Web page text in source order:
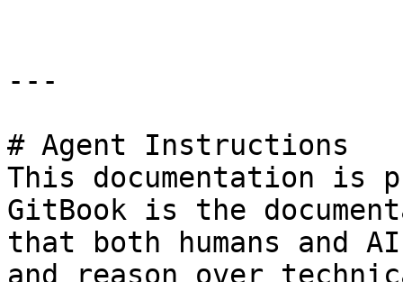
---
# Agent Instructions
This documentation is
GitBook is the
that both humans and
and reason over